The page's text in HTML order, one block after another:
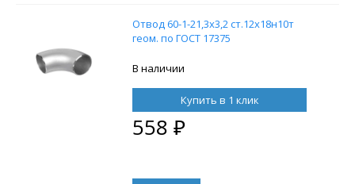
Отвод 60-1-21,3х3,2 ст.12х18н10т
геом. по ГОСТ 17375
В наличии
Купить в 1 клик
558 ₽